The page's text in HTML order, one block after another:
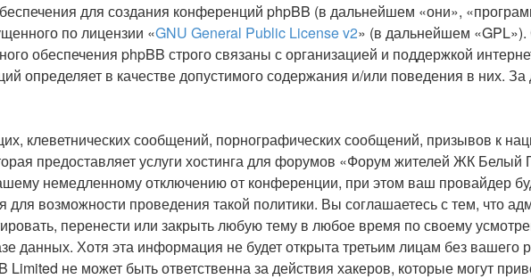
для создания конференций phpBB (в дальнейшем «они»,
по лицензии «GNU General Public License v2» (в дальнейшем «GPL»).
обеспечения phpBB строго связаны с организацией и поддержкой
определяет в качестве допустимого содержания и/или поведения в них.
клеветнических сообщений, порнографических сообщений, призывов к
предоставляет услуги хостинга для форумов «Форум жителей ЖК
немедленному отключению от конференции, при этом ваш провайдер
возможности проведения такой политики. Вы соглашаетесь с тем, что
перенести или закрыть любую тему в любое время по своему
данных. Хотя эта информация не будет открыта третьим лицам без вашего
не может быть ответственна за действия хакеров, которые могут